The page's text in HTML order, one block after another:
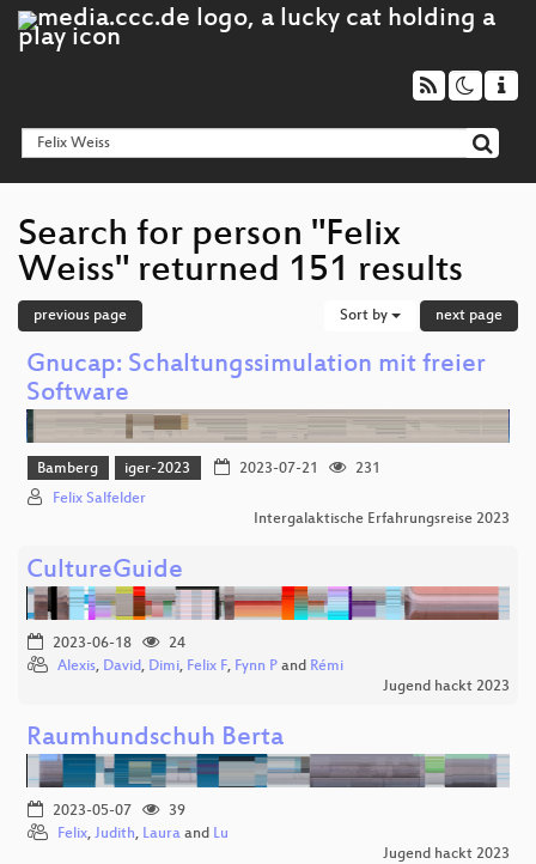
Search for person "Felix
Weiss" returned 151 results
previous page Sort by next page
Gnucap: Schaltungssimulation mit freier
Software
Bamberg iger-2023 2023-07-21
231
Felix Salfelder
Intergalaktische Erfahrungsreise 2023
CultureGuide
2023-06-18
24
Alexis, David, Dimi, Felix F, Fynn P and Rémi
Jugend hackt 2023
Raumhundschuh Berta
2023-05-07
39
Felix, Judith, Laura and Lu
Jugend hackt 2023